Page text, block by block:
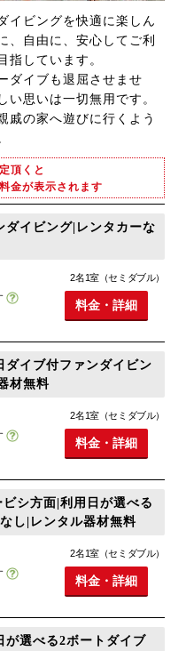
イビングを快適に楽しん
、自由に、安心してご利
指しています。
ダイブも退屈させませ
い思いは一切無用です。
戚の家へ遊びに行くよう
頂くと
金が表示されます
ダイビング|レンタカーな
2名1室（セミダブル）
料金・詳細
ダイブ付ファンダイビン
材無料
2名1室（セミダブル）
料金・詳細
ビシ方面|利用日が選べる
し|レンタル器材無料
2名1室（セミダブル）
料金・詳細
が選べる2ボートダイブ